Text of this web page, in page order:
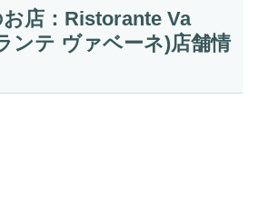
店：Ristorante Va
ンテ ヴァベーネ)店舗情